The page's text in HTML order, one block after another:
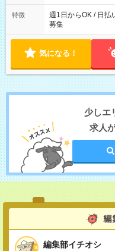
特徴
週1日からOK / 日払
募集
気になる！
少しエ
求人
編集部イチオシ